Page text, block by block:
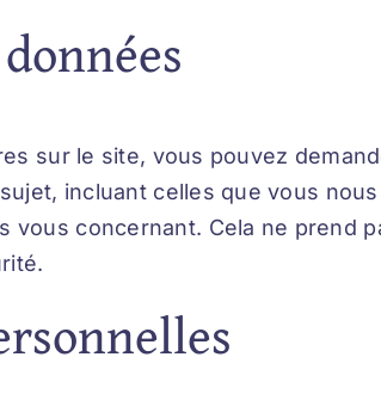
sur le site, vous pouvez
incluant celles que vous
concernant. Cela ne prend